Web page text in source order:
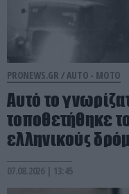
PRONEWS.GR /AUTO - MOTO
Αυτό το
τοποθετήθηκε
ελληνικούς
07.08.2026 | 13:45